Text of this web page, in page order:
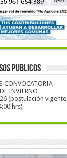
PUBLICOS
CONVOCATORIA
INVIERNO
(postulación
hrs)